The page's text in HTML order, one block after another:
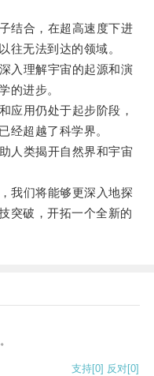
合，在超高速度下进
往无法到达的领域。
理解宇宙的起源和演
的进步。
用仍处于起步阶段，
经超越了科学界。
类揭开自然界和宇宙
们将能够更深入地探
突破，开拓一个全新的
支持[0] 反对[0]